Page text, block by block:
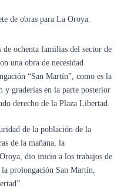
de obras para La Oroya.
de ochenta familias del sector de
una obra de necesidad
“San Martín”, como es la
y graderías en la parte posterior
derecho de la Plaza Libertad.
de la población de la
de la mañana, la
dio inicio a los trabajos de
prolongación San Martín,